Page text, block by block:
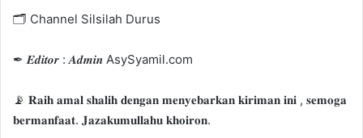
🗂 Channel Silsilah Durus
✒ 𝑬𝒅𝒊𝒕𝒐𝒓 : 𝑨𝒅𝒎𝒊𝒏 AsySyamil.com
📡 𝐑𝐚𝐢𝐡 𝐚𝐦𝐚𝐥 𝐬𝐡𝐚𝐥𝐢𝐡 𝐝𝐞𝐧𝐠𝐚𝐧 𝐦𝐞𝐧𝐲𝐞𝐛𝐚𝐫𝐤𝐚𝐧 𝐤𝐢𝐫𝐢𝐦𝐚𝐧 𝐢𝐧𝐢 , 𝐬𝐞𝐦𝐨𝐠𝐚
𝐛𝐞𝐫𝐦𝐚𝐧𝐟𝐚𝐚𝐭. 𝐉𝐚𝐳𝐚𝐤𝐮𝐦𝐮𝐥𝐥𝐚𝐡𝐮 𝐤𝐡𝐨𝐢𝐫𝐨𝐧.